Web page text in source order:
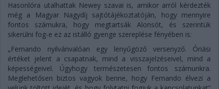
Hasonlóra utalhattak Newey szavai is, amikor arról kérdezték
még a Magyar Nagydíj sajtótájékoztatóján, hogy mennyire
fontos számukra, hogy megtartsák Alonsót, és szerintük
sikerülni fog-e ez az istálló gyenge szereplése fényében is:
„Fernando nyilvánvalóan egy lenyűgöző versenyző. Óriási
értéket jelent a csapatnak, mind a visszajelzéseivel, mind a
képességeivel. Úgyhogy természetesen fontos számunkra.
Meglehetősen biztos vagyok benne, hogy Fernando élvezi a